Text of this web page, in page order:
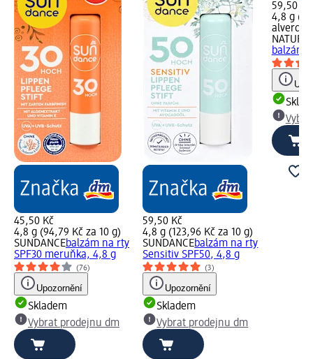
45,50 Kč
4,8 g (94,79 Kč za 10 g)
SUNDANCEbalzám na rty
SPF30 meruňka, 4,8 g
(76)
Upozornění
Skladem
Vybrat prodejnu dm
59,50 Kč
4,8 g (123,96 Kč za 10 g)
SUNDANCEbalzám na rty
Sensitiv SPF50, 4,8 g
(3)
Upozornění
Skladem
Vybrat prodejnu dm
59,50 Kč
4,8 g
alverde
balzám